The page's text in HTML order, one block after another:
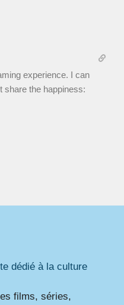
experience. I can
share the happiness:
dédié à la culture
films, séries,